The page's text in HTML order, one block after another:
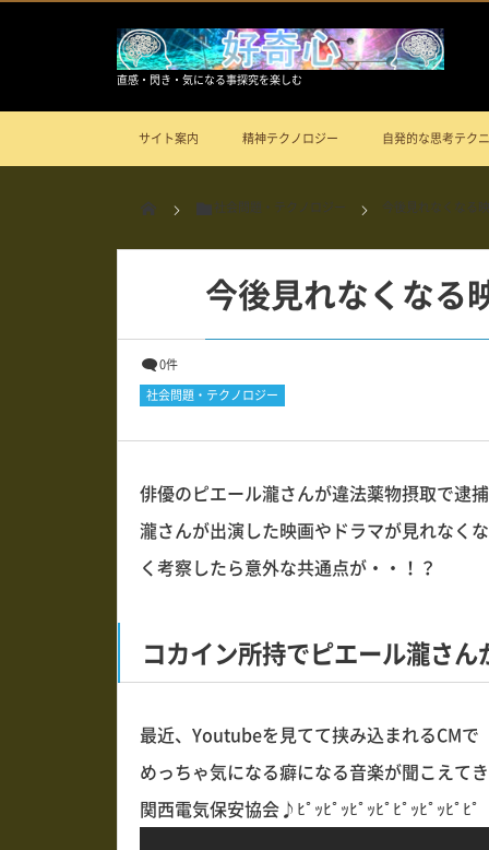
直感・閃き・気になる事探究を楽しむ
サイト案内 精神テクノロジー 自発的な思考テク
社会問題・テクノロジー 今後見れなくなる
今後見れなくなる
0件
社会問題・テクノロジー
俳優のピエール瀧さんが違法薬物摂取で逮
瀧さんが出演した映画やドラマが見れなく
く考察したら意外な共通点が・・！？
コカイン所持でピエール瀧さ
最近、Youtubeを見てて挟み込まれるCMで
めっちゃ気になる癖になる音楽が聞こえて
関西電気保安協会♪ﾋﾟｯﾋﾟｯﾋﾟｯﾋﾟﾋﾟｯﾋﾟｯﾋ